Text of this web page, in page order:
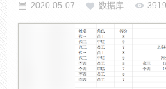
2020-05-07 数据库